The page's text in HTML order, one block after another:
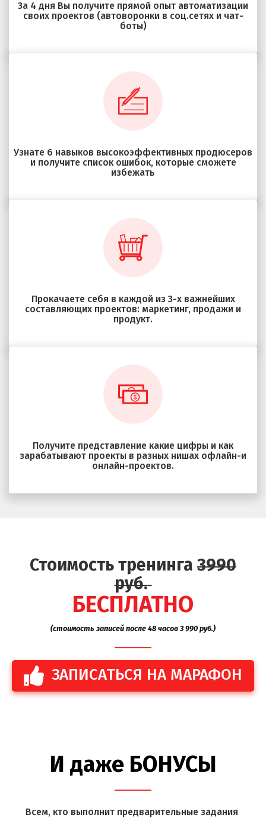
За 4 дня Вы получите прямой опыт автоматизации
своих проектов (автоворонки в соц.сетях и чат-
боты)
Узнате 6 навыков высокоэффективных продюсеров
и получите список ошибок, которые сможете
избежать
Прокачаете себя в каждой из 3-х важнейших
составляющих проектов: маркетинг, продажи и
продукт.
Получите представление какие цифры и как
зарабатывают проекты в разных нишах офлайн-и
онлайн-проектов.
Стоимость тренинга 3990
руб.
БЕСПЛАТНО
(стоимость записей после 48 часов 3 990 руб.)
ЗАПИСАТЬСЯ НА МАРАФОН
И даже БОНУСЫ
Всем, кто выполнит предварительные задания